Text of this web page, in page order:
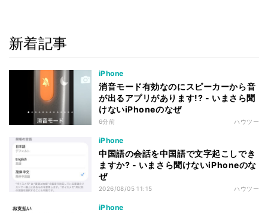
新着記事
iPhone
消音モード有効なのにスピーカーから音
が出るアプリがあります!? - いまさら聞
けないiPhoneのなぜ
6分前 ハウツー
iPhone
中国語の会話を中国語で文字起こしでき
ますか? - いまさら聞けないiPhoneのな
ぜ
2026/08/05 11:15 ハウツー
iPhone